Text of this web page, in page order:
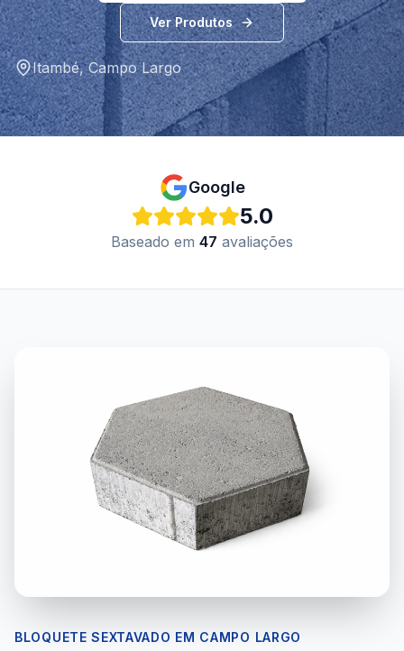
Ver Produtos
Itambé,Campo Largo
Google
5.0
Baseado em 47 avaliações
BLOQUETE SEXTAVADO EM CAMPO LARGO